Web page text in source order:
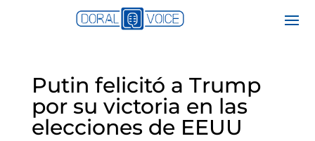
Putin felicitó a Trump
por su victoria en las
elecciones de EEUU